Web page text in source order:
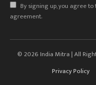
By signing up, you agree
agreement.
© 2026 India Mitra | All
Privacy Policy